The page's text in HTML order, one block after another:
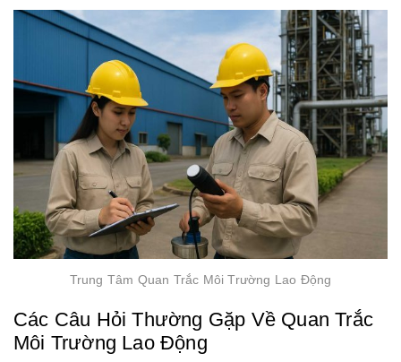
Trung Tâm Quan Trắc Môi Trường Lao Động
Các Câu Hỏi Thường Gặp Về Quan Trắc
Môi Trường Lao Động